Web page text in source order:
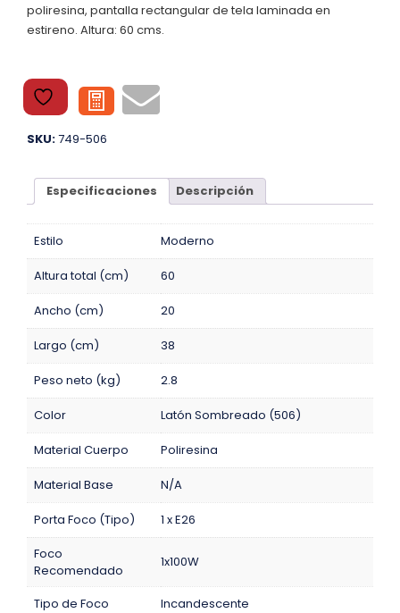
poliresina, pantalla rectangular de tela laminada en
estireno. Altura: 60 cms.
SKU:749-506
Especificaciones Descripción
Estilo Moderno
Altura total (cm) 60
Ancho (cm) 20
Largo (cm) 38
Peso neto (kg) 2.8
Color Latón Sombreado (506)
Material Cuerpo Poliresina
Material Base N/A
Porta Foco (Tipo)
1 x E26
Foco
Recomendado
1x100W
Tipo de Foco Incandescente